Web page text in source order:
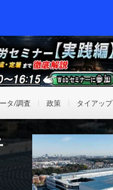
タ/調査 政策 タイアップ